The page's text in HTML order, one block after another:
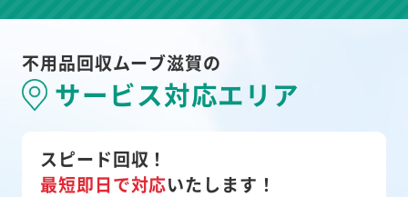
不用品回収ムーブ滋賀の
サービス対応エリア
スピード回収！
最短即日で対応いたします！